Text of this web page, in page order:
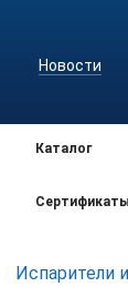
Новости
Каталог
Испарители